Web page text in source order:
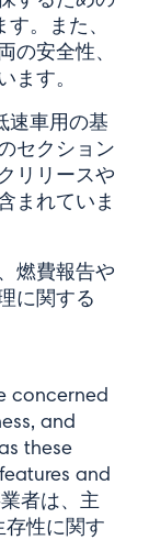
。また、
の安全性、
ます。
速車用の基
セクション
リリースや
まれていま
燃費報告や
に関する
concerned
and
these
and
者は、主
性に関す